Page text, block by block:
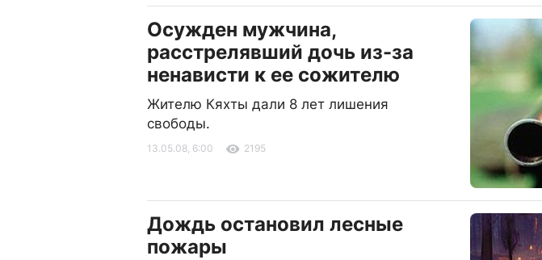
Осужден мужчина,
расстрелявший дочь из-за
ненависти к ее сожителю
Жителю Кяхты дали 8 лет лишения
свободы.
13.05.08, 6:00 2195
Дождь остановил лесные
пожары